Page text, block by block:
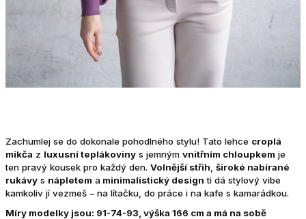
Zachumlej se do dokonale pohodlného stylu! Tato lehce croplá
mikča z luxusní teplákoviny s jemným vnitřním chloupkem je
ten pravý kousek pro každý den. Volnější střih široké nabírané
rukávy s nápletem a minimalistický design ti dá stylový vibe
kamkoliv jí vezmeš – na lítačku, do práce i na kafe s kamarádkou.
Míry modelky jsou: 91-74-93, výška 166 cm a má na sobě